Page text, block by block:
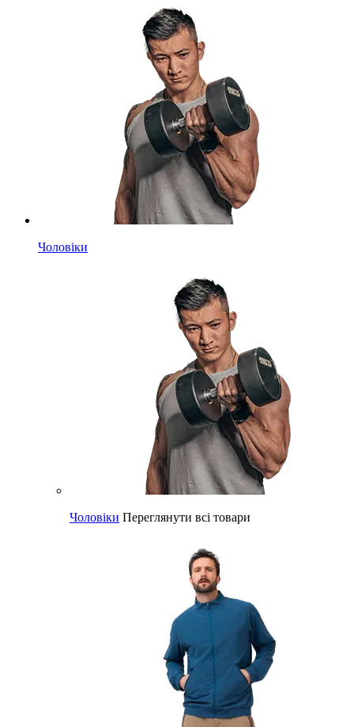
Чоловіки
Чоловіки Переглянути всі товари